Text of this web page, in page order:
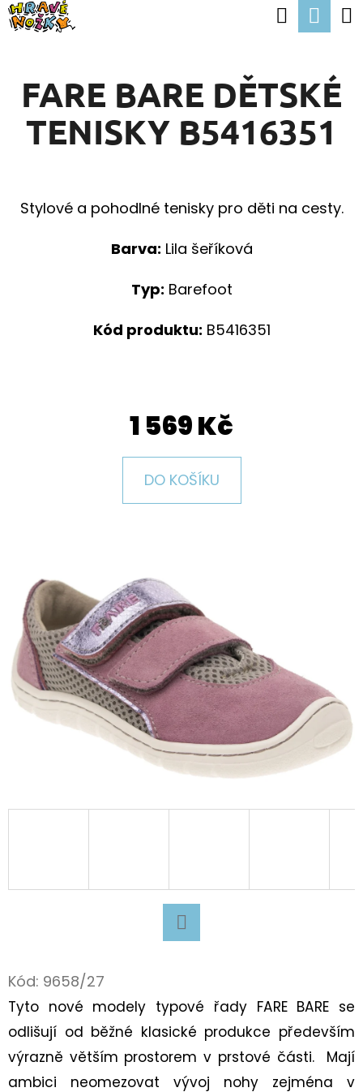
Přejít
Hledat
FARE BARE DĚTSKÉ
TENISKY B5416351
Stylové a pohodlné tenisky pro děti na cesty.
Barva: Lila šeříková
Typ: Barefoot
Kód produktu: B5416351
1 569 Kč
DO KOŠÍKU
Kód: 9658/27
Tyto nové modely typové řady FARE BARE se
odlišují od běžné klasické produkce především
výrazně větším prostorem v prstové části. Mají
ambici neomezovat vývoj nohy zejména v
K
O
Zpět
Zpět
O
T
HLEDAT
P
Č
M
E
BAVLNĚNÉ
TKANIČKY
PLOCHÉ